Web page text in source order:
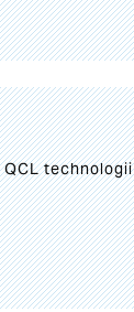
QCL technologii